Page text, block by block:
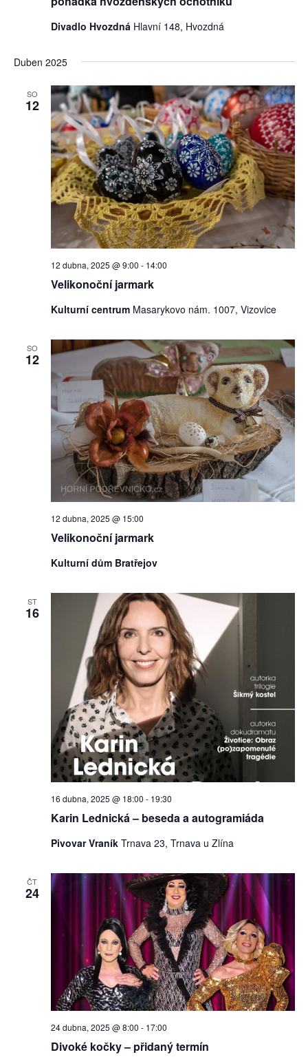
Divadlo Hvozdná Hlavní 148, Hvozdná
Duben 2025
SO
12
Velikonoční jarmark
12 dubna, 2025 @ 9:00 - 14:00
Kulturní centrum Masarykovo nám. 1007, Vizovice
SO
12
Velikonoční jarmark
12 dubna, 2025 @ 15:00
Kulturní dům Bratřejov
ST
16
Karin Lednická – beseda a autogramiáda
16 dubna, 2025 @ 18:00 - 19:30
Pivovar Vraník Trnava 23, Trnava u Zlína
ČT
24
Divoké kočky – přidaný termín
24 dubna, 2025 @ 8:00 - 17:00